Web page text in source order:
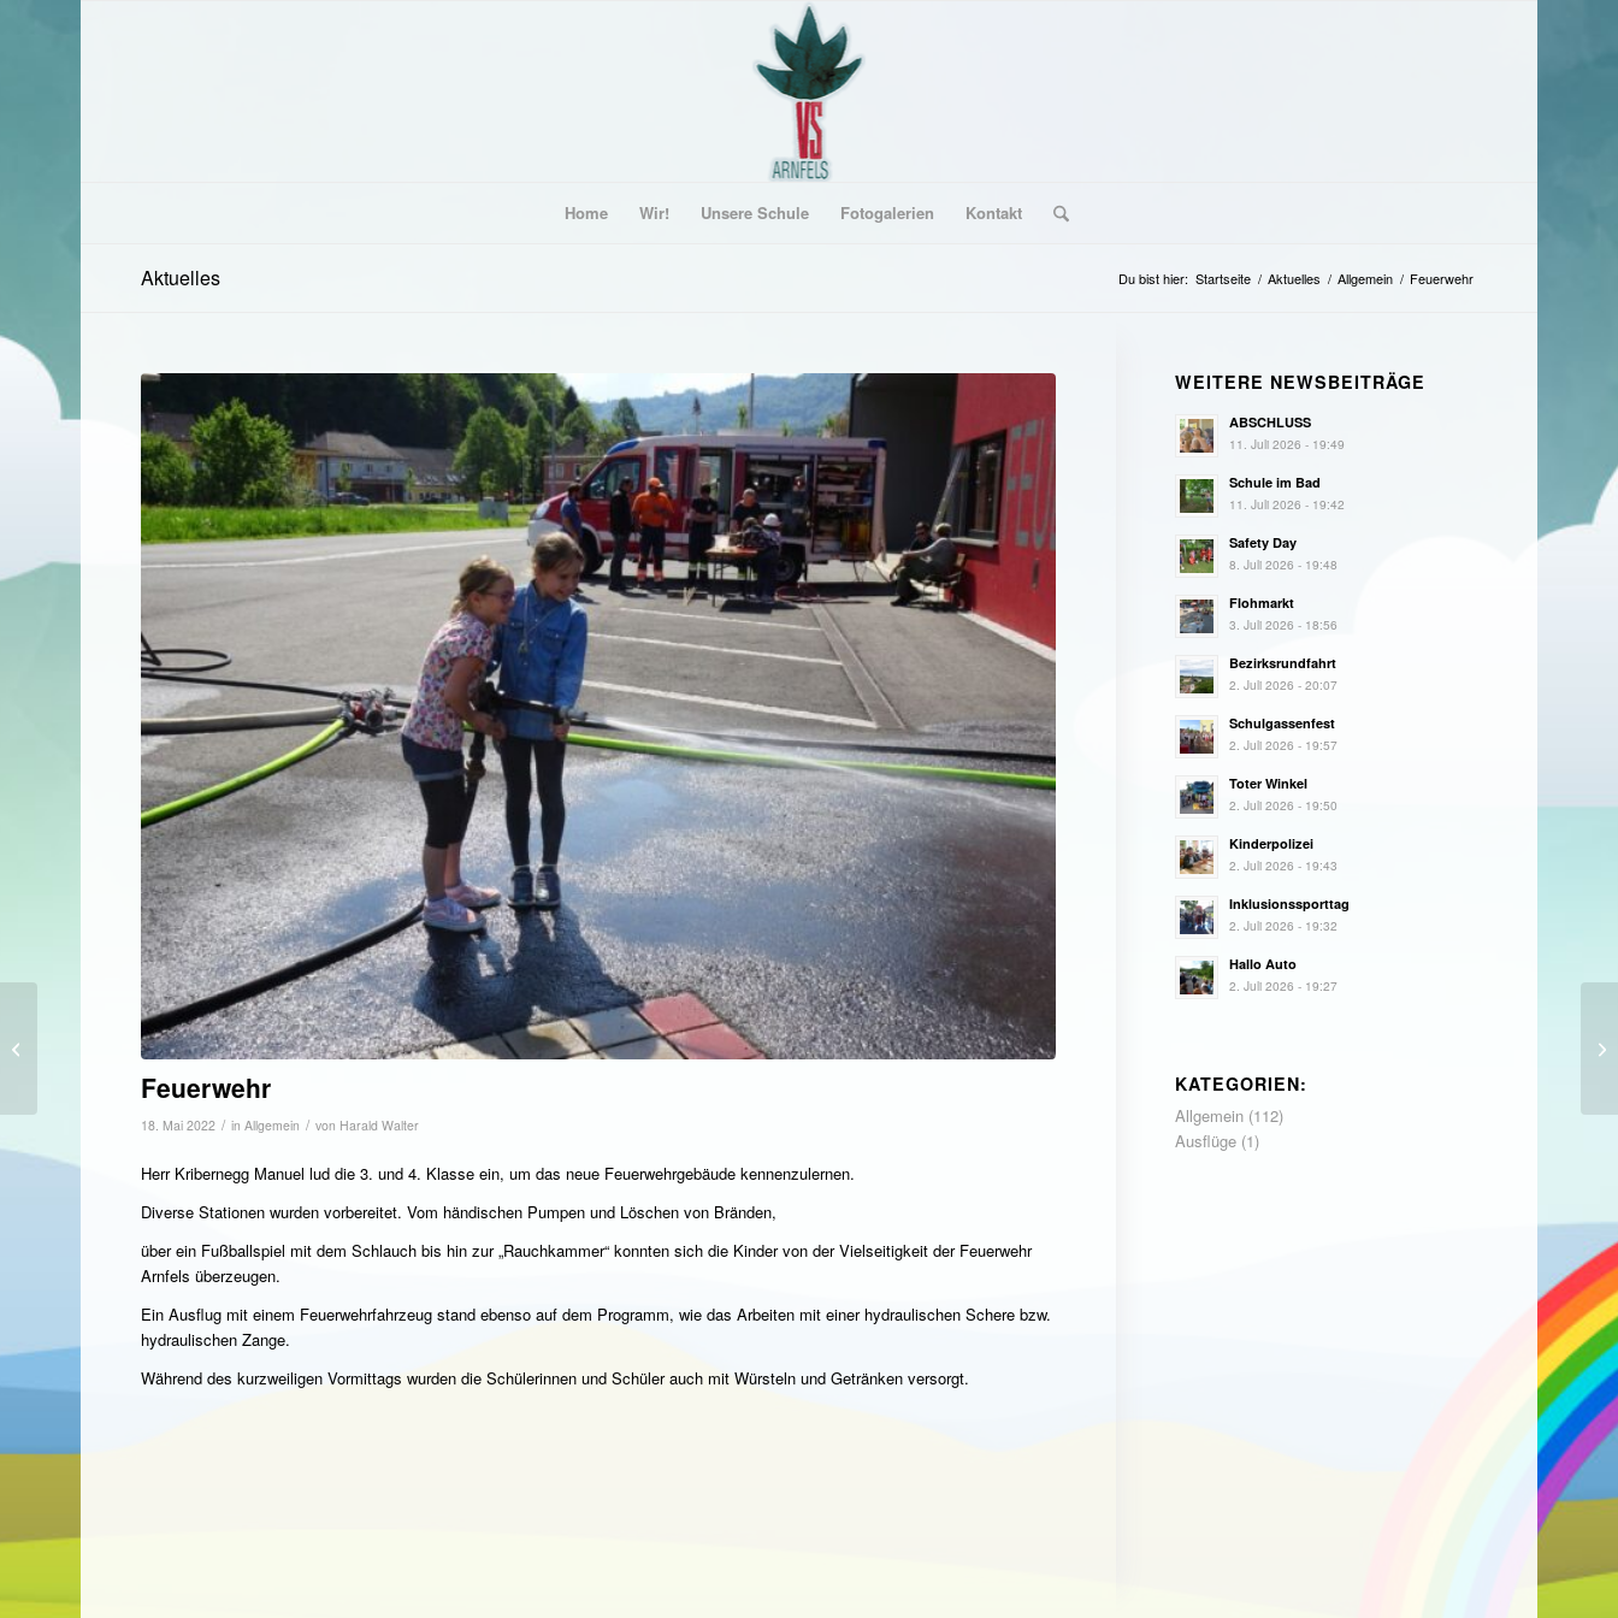
Home Wir! Unsere Schule Fotogalerien Kontakt
Aktuelles Du bist hier: Startseite / Aktuelles / Allgemein / Feuerwehr
Feuerwehr
18. Mai 2022 / inAllgemein / von Harald Walter
Herr Kribernegg Manuel lud die 3. und 4. Klasse ein, um das neue Feuerwehrgebäude kennenzulernen.
Diverse Stationen wurden vorbereitet. Vom händischen Pumpen und Löschen von Bränden,
über ein Fußballspiel mit dem Schlauch bis hin zur „Rauchkammer“ konnten sich die Kinder von der Vielseitigkeit der Feuerwehr
Arnfels überzeugen.
Ein Ausflug mit einem Feuerwehrfahrzeug stand ebenso auf dem Programm, wie das Arbeiten mit einer hydraulischen Schere bzw.
hydraulischen Zange.
Während des kurzweiligen Vormittags wurden die Schülerinnen und Schüler auch mit Würsteln und Getränken versorgt.
WEITERE NEWSBEITRÄGE
ABSCHLUSS
11. Juli 2026 - 19:49
Schule im Bad
11. Juli 2026 - 19:42
Safety Day
8. Juli 2026 - 19:48
Flohmarkt
3. Juli 2026 - 18:56
Bezirksrundfahrt
2. Juli 2026 - 20:07
Schulgassenfest
2. Juli 2026 - 19:57
Toter Winkel
2. Juli 2026 - 19:50
Kinderpolizei
2. Juli 2026 - 19:43
Inklusionssporttag
2. Juli 2026 - 19:32
Hallo Auto
2. Juli 2026 - 19:27
KATEGORIEN:
Allgemein (112)
Ausflüge (1)